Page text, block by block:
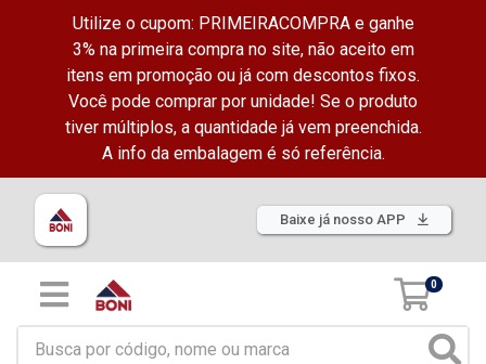
Utilize o cupom: PRIMEIRACOMPRA e ganhe
3% na primeira compra no site, não aceito em
itens em promoção ou já com descontos fixos.
Você pode comprar por unidade! Se o produto
tiver múltiplos, a quantidade já vem preenchida.
A info da embalagem é só referência.
Baixe já nosso APP
0